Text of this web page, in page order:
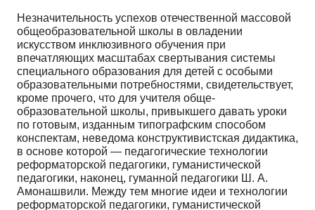
Незначительность успехов отечественной массовой
общеобразовательной школы в овладении
искусством инклюзивного обучения при
впечатляющих масштабах свертывания системы
специального образования для детей с особыми
образовательными потребностями, свидетельствует,
кроме прочего, что для учителя обще­
образовательной школы, привыкшего давать уроки
по готовым, изданным типографским способом
конспек­там, неведома конструктивистская дидактика,
в основе которой — педагогические технологии
реформаторской педагогики, гуманистической
педагогики, наконец, гу­манной педагогики Ш. А.
Амонашвили. Между тем многие идеи и технологии
реформаторской педагогики, гуманистической